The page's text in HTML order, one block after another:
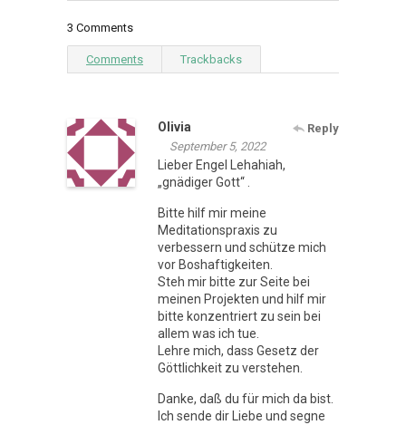
3 Comments
Comments Trackbacks
Olivia
Reply
September 5, 2022
Lieber Engel Lehahiah,
„gnädiger Gott“ .
Bitte hilf mir meine
Meditationspraxis zu
verbessern und schütze mich
vor Boshaftigkeiten.
Steh mir bitte zur Seite bei
meinen Projekten und hilf mir
bitte konzentriert zu sein bei
allem was ich tue.
Lehre mich, dass Gesetz der
Göttlichkeit zu verstehen.
Danke, daß du für mich da bist.
Ich sende dir Liebe und segne